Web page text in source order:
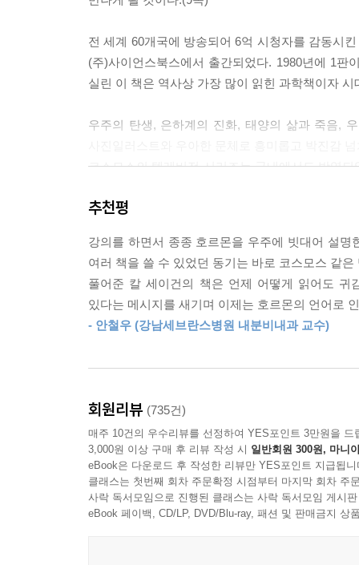
전 세계 60개국에 방송되어 6억 시청자를 감동시
(주)사이언스북스에서 출간되었다. 1980년에 1
실린 이 책은 역사상 가장 많이 읽힌 과학책이자
우주의 탄생, 은하계의 진화, 태양의 삶과 죽음,
코스모스의 텔레비전 시리즈는 국내에서도 방영
흑백으로 실려 있던 사진과 이미지를 원작 그대
20여 년이 훌쩍 넘은 지금까지도 인터넷 서점 아
가지고 새로운 세대의 독자들과 만나며 그들에
독자들의 재출간 요구가 빗발쳤고 헌책방에 진
선보이는 『코스모스』는 독자들에게 이러한
즐거움을 선사할 것이다.
우리가 지구 생명의 본질을 알려고 노력하고 외계
그 질문은 바로 '우리는 과연 누구란 말인가'이다
이 책은 모두 13개장으로 구성되어 있다. 칼 세이
은하수 은하의 변방, 자그마한 노란색 별 태양
인류가 알게 된 것들, 알게 된 과정들, 그리고 알아
추천평
강의를 하면서 종종 호르몬을 우주에 빗대어 설명
여러 책을 쓸 수 있었던 동기는 바로 코스모스 같
풀어준 칼 세이건의 책은 언제 어떻게 읽어도 귀
있다는 메시지를 새기며 이제는 호르몬의 언어로
- 안철우 (강남세브란스병원 내분비내과 교수)
회원리뷰 (735건)
매주 10건의 우수리뷰를 선정하여 YES포인트 3만원을 드
3,000원 이상 구매 후 리뷰 작성 시 일반회원 300원, 마니
eBook은 다운로드 후 작성한 리뷰만 YES포인트 지급됩니
클래스는 첫번째 회차 주문확정 시점부터 마지막 회차 주
사락 독서모임으로 진행된 클래스는 사락 독서모임 게시
eBook 페이백, CD/LP, DVD/Blu-ray, 패션 및 판매금지 상